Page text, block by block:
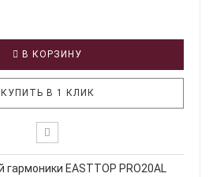
В КОРЗИНУ
КУПИТЬ В 1 КЛИК
гармоники EASTTOP PRO20AL